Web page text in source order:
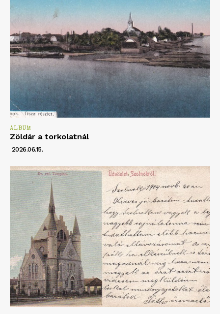
ALBUM
Zöldár a torkolatnál
2026.06.15.